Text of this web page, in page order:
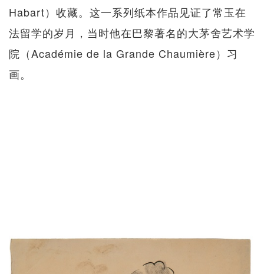
Habart）收藏。这一系列纸本作品见证了常玉在
法留学的岁月，当时他在巴黎著名的大茅舍艺术学
院（Académie de la Grande Chaumière）习
画。